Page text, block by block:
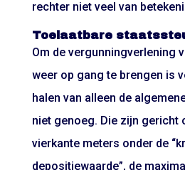
rechter niet veel van
Toelaatbare
Om de vergunningverlening
weer op gang te brengen is
halen van alleen de
niet genoeg. Die zijn gericht
vierkante meters onder de
depositiewaarde”, de